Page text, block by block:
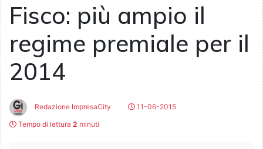
Fisco: più ampio il
regime premiale per il
2014
Redazione ImpresaCity
11-06-2015
Tempo di lettura 2 minuti